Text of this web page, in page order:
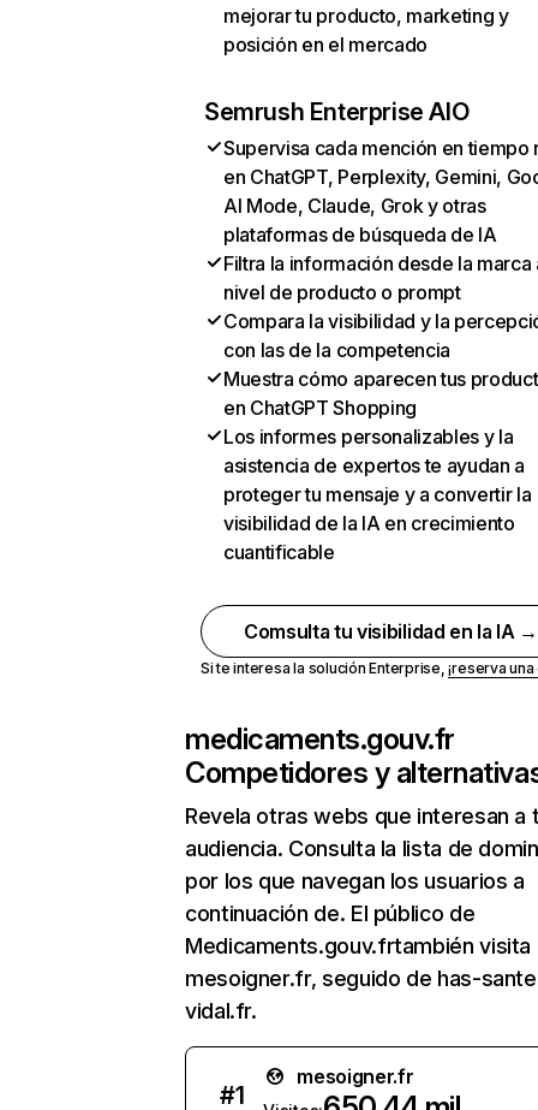
mejorar tu producto, marketing y
posición en el mercado
Semrush Enterprise AIO
Supervisa cada mención en tiempo
en ChatGPT, Perplexity, Gemini,
AI Mode, Claude, Grok y otras
plataformas de búsqueda de IA
Filtra la información desde la marca
nivel de producto o prompt
Compara la visibilidad y la
con las de la competencia
Muestra cómo aparecen tus
en ChatGPT Shopping
Los informes personalizables y la
asistencia de expertos te ayudan a
proteger tu mensaje y a convertir la
visibilidad de la IA en crecimiento
cuantificable
Comsulta tu visibilidad en la IA →
Si te interesa la solución Enterprise,¡reserva
medicaments.gouv.fr
Competidores y
Revela otras webs que interesan a
audiencia. Consulta la lista de
por los que navegan los usuarios a
continuación de. El público de
Medicaments.gouv.frtambién visita
mesoigner.fr, seguido de has-
vidal.fr.
#1
mesoigner.fr